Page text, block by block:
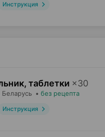
Инструкция
таблетки ×30
Беларусь • без рецепта
Инструкция